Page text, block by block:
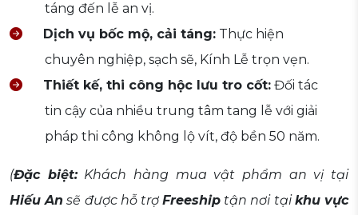
táng đến lễ an vị.
Dịch vụ bốc mộ, cải táng: Thực hiện
chuyên nghiệp, sạch sẽ, Kính Lễ trọn vẹn.
Thiết kế, thi công hộc lưu tro cốt: Đối tác
tin cậy của nhiều trung tâm tang lễ với giải
pháp thi công không lộ vít, độ bền 50 năm.
(Đặc biệt:Khách hàng mua vật phẩm an vị tại
Hiếu An sẽ được hỗ trợFreeship tận nơi tạikhu vực